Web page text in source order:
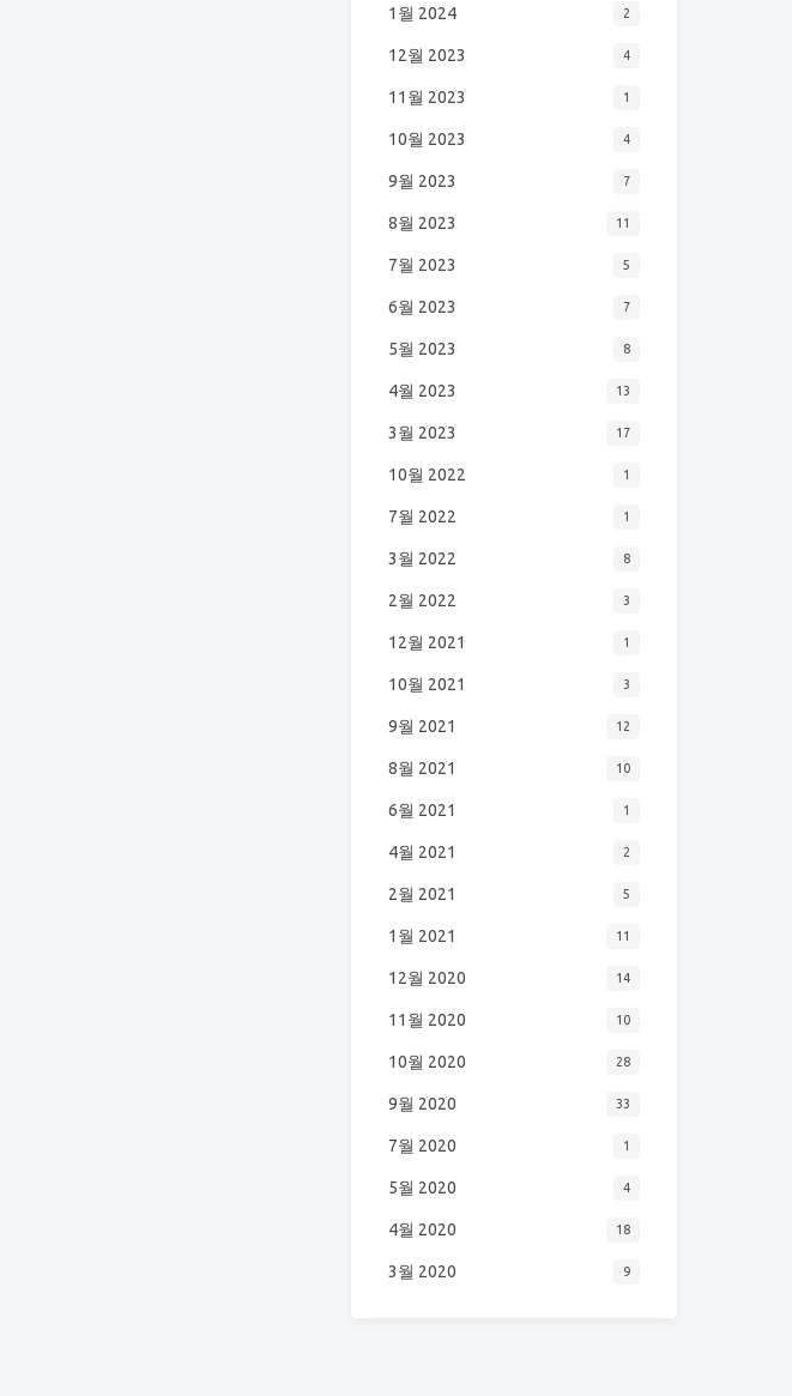
1월 2024 2
12월 2023 4
11월 2023 1
10월 2023 4
9월 2023 7
8월 2023 11
7월 2023 5
6월 2023 7
5월 2023 8
4월 2023 13
3월 2023 17
10월 2022 1
7월 2022 1
3월 2022 8
2월 2022 3
12월 2021 1
10월 2021 3
9월 2021 12
8월 2021 10
6월 2021 1
4월 2021 2
2월 2021 5
1월 2021 11
12월 2020 14
11월 2020 10
10월 2020 28
9월 2020 33
7월 2020 1
5월 2020 4
4월 2020 18
3월 2020 9